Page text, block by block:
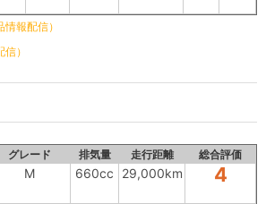
報配信）
）
グレード 排気量 走行距離 総合評価
M 660cc 29,000km 4